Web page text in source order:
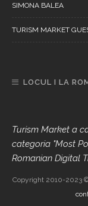
SIMONA BALEA
TURISM MARKET
LOCUL I LA
Turism Market a
categoria "Most
Romanian Digital
Copyright 2010-2023